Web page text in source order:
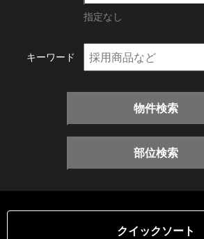
指定なし
キーワード
物件検索
部位検索
クイックソート